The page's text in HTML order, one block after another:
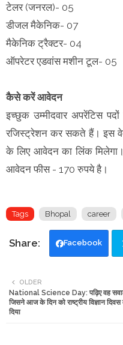
टेलर (जनरल)- 05
डीजल मैकेनिक- 07
मैकेनिक ट्रैक्टर- 04
ऑपरेटर एडवांस मशीन टूल- 05
कैसे करें आवेदन
इच्छुक उम्मीदवार अपरेंटिस
रजिस्ट्रेशन कर सकते हैं। इस
के लिए आवेदन का लिंक
आवेदन फीस - 170 रुपये है।
Tags Bhopal career
Facebook
OLDER
National Science Day: पढ़िए वह
जिसने आज के दिन को राष्ट्रीय विज्ञान दिवस
दिया